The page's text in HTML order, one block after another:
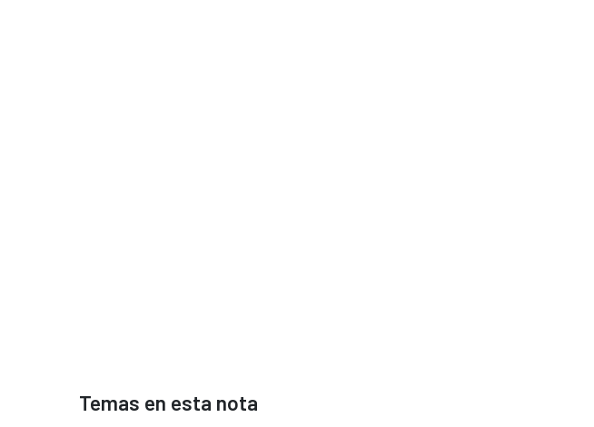
Temas en esta nota